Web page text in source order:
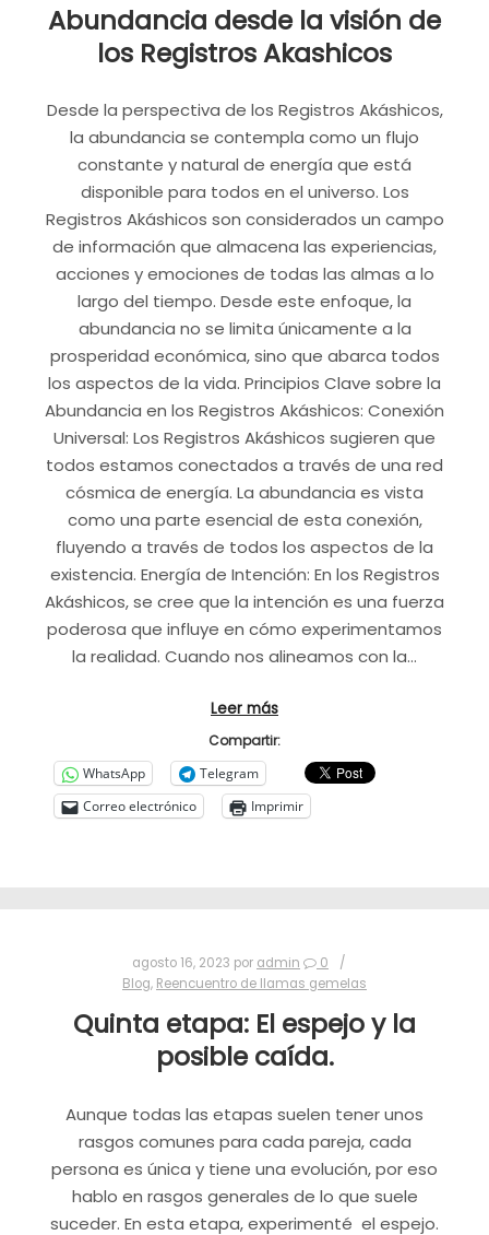
Abundancia desde la visión de
los Registros Akashicos
Desde la perspectiva de los Registros Akáshicos,
la abundancia se contempla como un flujo
constante y natural de energía que está
disponible para todos en el universo. Los
Registros Akáshicos son considerados un campo
de información que almacena las experiencias,
acciones y emociones de todas las almas a lo
largo del tiempo. Desde este enfoque, la
abundancia no se limita únicamente a la
prosperidad económica, sino que abarca todos
los aspectos de la vida. Principios Clave sobre la
Abundancia en los Registros Akáshicos: Conexión
Universal: Los Registros Akáshicos sugieren que
todos estamos conectados a través de una red
cósmica de energía. La abundancia es vista
como una parte esencial de esta conexión,
fluyendo a través de todos los aspectos de la
existencia. Energía de Intención: En los Registros
Akáshicos, se cree que la intención es una fuerza
poderosa que influye en cómo experimentamos
la realidad. Cuando nos alineamos con la…
Leer más
Compartir:
WhatsApp
Telegram
Correo electrónico
Imprimir
agosto 16, 2023 por admin
0
Blog, Reencuentro de llamas gemelas
Quinta etapa: El espejo y la
posible caída.
Aunque todas las etapas suelen tener unos
rasgos comunes para cada pareja, cada
persona es única y tiene una evolución, por eso
hablo en rasgos generales de lo que suele
suceder. En esta etapa, experimenté el espejo.